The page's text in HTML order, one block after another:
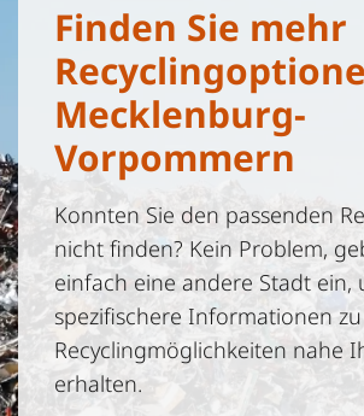
Finden Sie mehr
Mecklenburg-
Vorpommern
Konnten Sie den passenden
nicht finden? Kein Problem,
einfach eine andere Stadt ein,
spezifischere Informationen zu
Recyclingmöglichkeiten nahe
erhalten.